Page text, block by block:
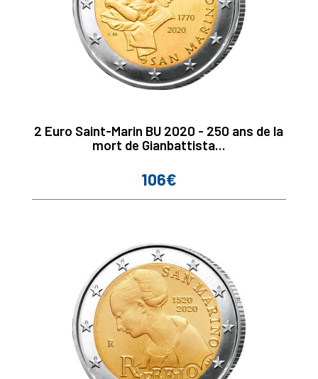
2 Euro Saint-Marin BU 2020 - 250 ans de la
mort de Gianbattista...
Prix
106€